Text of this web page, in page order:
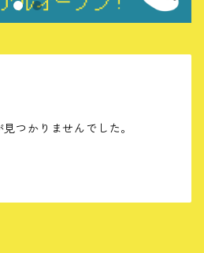
つかりませんでした。